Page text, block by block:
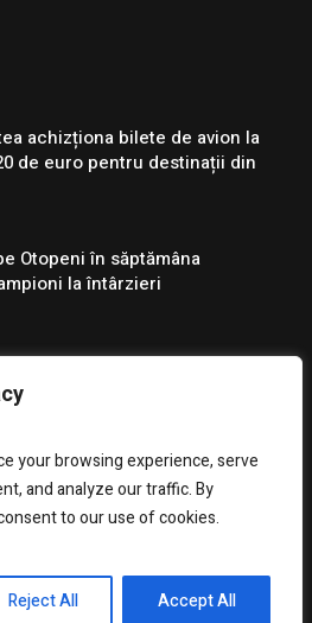
your browsing experience, serve
and analyze our traffic. By
to our use of cookies.
Reject All Accept All
achizționa bilete de avion la
de euro pentru destinații din
Otopeni în săptămâna
la întârzieri
/ Toate drepturile rezervate